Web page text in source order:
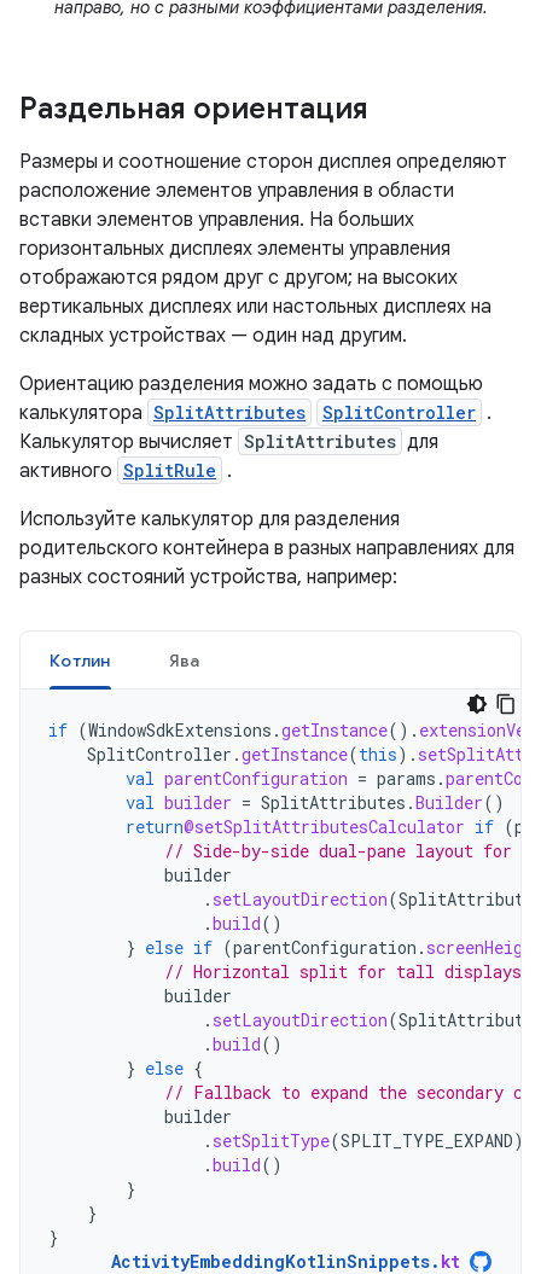
направо, но с разными коэффициентами разделения.
Раздельная ориентация
Размеры и соотношение сторон дисплея определяют
расположение элементов управления в области
вставки элементов управления. На больших
горизонтальных дисплеях элементы управления
отображаются рядом друг с другом; на высоких
вертикальных дисплеях или настольных дисплеях на
складных устройствах — один над другим.
Ориентацию разделения можно задать с помощью
калькулятора SplitAttributes SplitController .
Калькулятор вычисляет SplitAttributes для
активного SplitRule .
Используйте калькулятор для разделения
родительского контейнера в разных направлениях для
разных состояний устройства, например:
Котлин Ява
if (WindowSdkExtensions .getInstance().
SplitController .getInstance(this).
val parentConfiguration = params .
val builder = SplitAttributes .Builder()
return@setSplitAttributesCalculator if (
// Side-by-side dual-pane layout for
builder
. setLayoutDirection(
.build()
} else if (parentConfiguration .
// Horizontal split for tall displays.
builder
. setLayoutDirection(
.build()
} else {
// Fallback to expand the secondary
builder
. setSplitType(SPLIT_TYPE_EXPAND)
.build()
}
}
}
ActivityEmbeddingKotlinSnippets. kt